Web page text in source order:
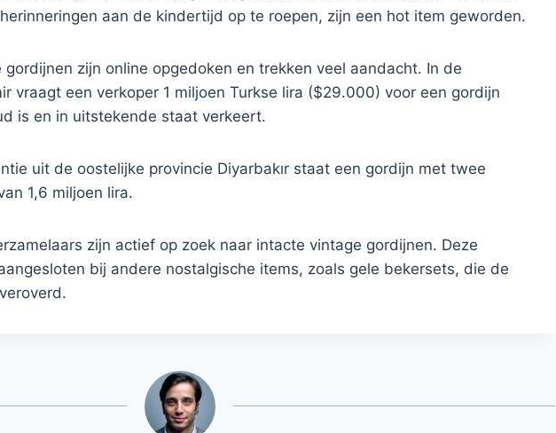
aan de kindertijd op te roepen, zijn een hot item geworden.
zijn online opgedoken en trekken veel aandacht. In de
vraagt ​​een verkoper 1 miljoen Turkse lira ($29.000) voor een gordijn
is en in uitstekende staat verkeert.
uit de oostelijke provincie Diyarbakır staat een gordijn met twee
1,6 miljoen lira.
zijn actief op zoek naar intacte vintage gordijnen. Deze
bij andere nostalgische items, zoals gele bekersets, die de